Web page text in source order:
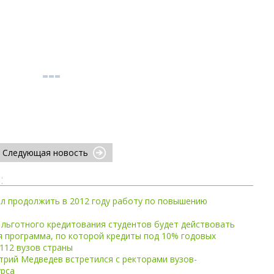
Следующая новость
продолжить в 2012 году работу по повышению
кредитования студентов будет действовать
программа, по которой кредиты под 10% годовых
вузов страны
Медведев встретился с ректорами вузов-